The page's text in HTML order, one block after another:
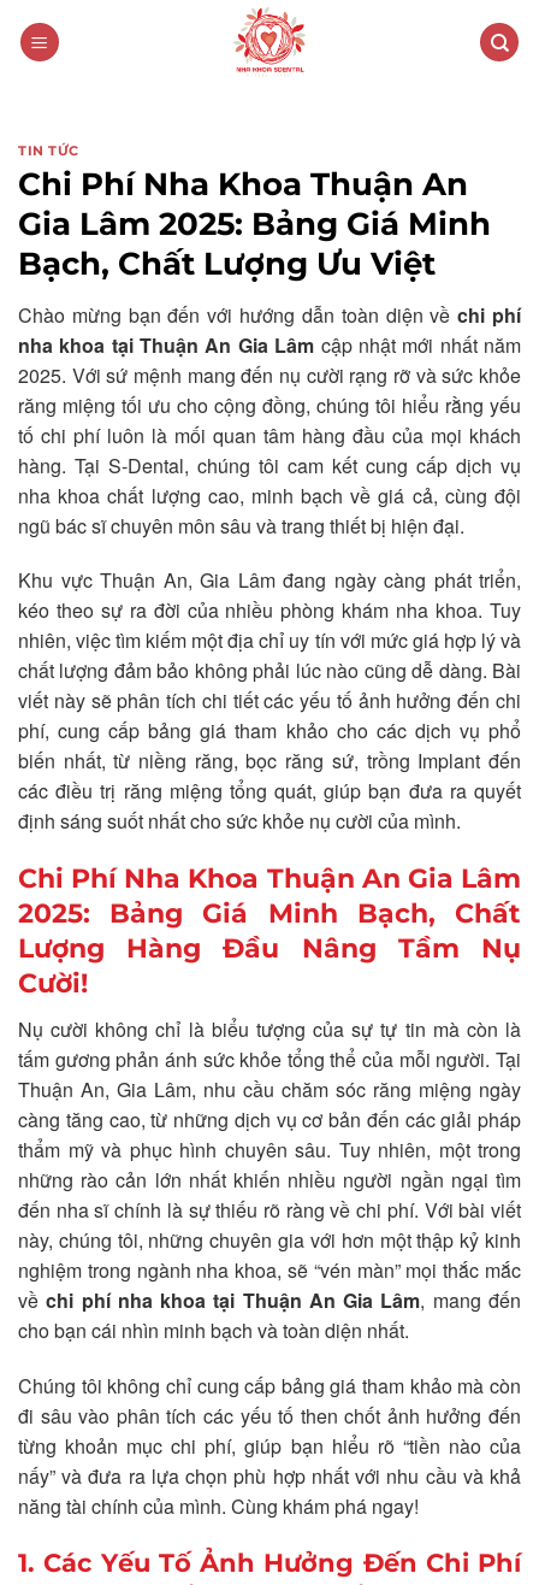
TIN TỨC
Chi Phí Nha Khoa Thuận An
Gia Lâm 2025: Bảng Giá Minh
Bạch, Chất Lượng Ưu Việt
Chào mừng bạn đến với hướng dẫn toàn diện vềchi phí
nha khoa tại Thuận An Gia Lâm cập nhật mới nhất năm
2025. Với sứ mệnh mang đến nụ cười rạng rỡ và sức khỏe
răng miệng tối ưu cho cộng đồng, chúng tôi hiểu rằng yếu
tố chi phí luôn là mối quan tâm hàng đầu của mọi khách
hàng. Tại S-Dental, chúng tôi cam kết cung cấp dịch vụ
nha khoa chất lượng cao, minh bạch về giá cả, cùng đội
ngũ bác sĩ chuyên môn sâu và trang thiết bị hiện đại.
Khu vực Thuận An, Gia Lâm đang ngày càng phát triển,
kéo theo sự ra đời của nhiều phòng khám nha khoa. Tuy
nhiên, việc tìm kiếm một địa chỉ uy tín với mức giá hợp lý và
chất lượng đảm bảo không phải lúc nào cũng dễ dàng. Bài
viết này sẽ phân tích chi tiết các yếu tố ảnh hưởng đến chi
phí, cung cấp bảng giá tham khảo cho các dịch vụ phổ
biến nhất, từ niềng răng, bọc răng sứ, trồng Implant đến
các điều trị răng miệng tổng quát, giúp bạn đưa ra quyết
định sáng suốt nhất cho sức khỏe nụ cười của mình.
Chi Phí Nha Khoa Thuận An Gia Lâm
2025: Bảng Giá Minh Bạch, Chất
Lượng Hàng Đầu Nâng Tầm Nụ
Cười!
Nụ cười không chỉ là biểu tượng của sự tự tin mà còn là
tấm gương phản ánh sức khỏe tổng thể của mỗi người. Tại
Thuận An, Gia Lâm, nhu cầu chăm sóc răng miệng ngày
càng tăng cao, từ những dịch vụ cơ bản đến các giải pháp
thẩm mỹ và phục hình chuyên sâu. Tuy nhiên, một trong
những rào cản lớn nhất khiến nhiều người ngần ngại tìm
đến nha sĩ chính là sự thiếu rõ ràng về chi phí. Với bài viết
này, chúng tôi, những chuyên gia với hơn một thập kỷ kinh
nghiệm trong ngành nha khoa, sẽ “vén màn” mọi thắc mắc
vềchi phí nha khoa tại Thuận An Gia Lâm, mang đến
cho bạn cái nhìn minh bạch và toàn diện nhất.
Chúng tôi không chỉ cung cấp bảng giá tham khảo mà còn
đi sâu vào phân tích các yếu tố then chốt ảnh hưởng đến
từng khoản mục chi phí, giúp bạn hiểu rõ “tiền nào của
nấy” và đưa ra lựa chọn phù hợp nhất với nhu cầu và khả
năng tài chính của mình. Cùng khám phá ngay!
1. Các Yếu Tố Ảnh Hưởng Đến Chi Phí